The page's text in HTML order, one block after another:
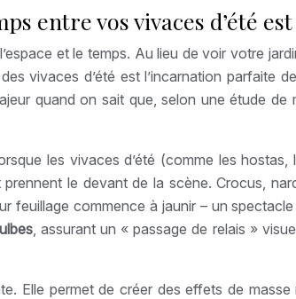
entre vos vivaces d’été
et le temps. Au lieu de voir votre
vivaces d’été est l’incarnation parfaite
quand on sait que, selon une étude de
les vivaces d’été (comme les
le devant de la scène. Crocus,
feuillage commence à jaunir – un
, assurant un « passage de relais »
Elle permet de créer des effets de